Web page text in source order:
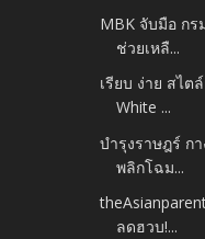
MBK จับมือ ก
ช่วยเหลื...
เรียบ ง่าย สไต
White ...
บำรุงราษฎร์ ก
พลิกโฉม...
ลดฮวบ!...